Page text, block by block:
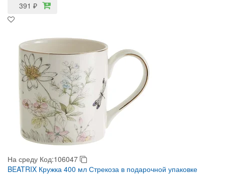
391 ₽
На среду Код:106047
BEATRIX Кружка 400 мл Стрекоза в подарочной упаковке